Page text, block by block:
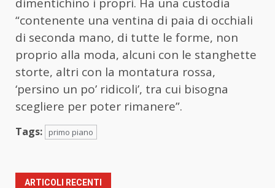
“contenente una ventina di paia di occhiali
di seconda mano, di tutte le forme, non
proprio alla moda, alcuni con le stanghette
storte, altri con la montatura rossa,
‘persino un po’ ridicoli’, tra cui bisogna
scegliere per poter rimanere”.
Tags: primo piano
ARTICOLI RECENTI